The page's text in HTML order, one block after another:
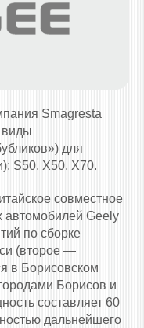
Smagresta
виды
для
S50, X50, X70.
совместное
автомобилей Geely
по сборке
(второе —
в Борисовском
Борисов и
составляет 60
дальнейшего